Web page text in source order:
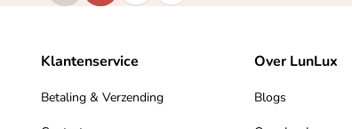
Klantenservice
Betaling & Verzending
Over LunLux
Blogs